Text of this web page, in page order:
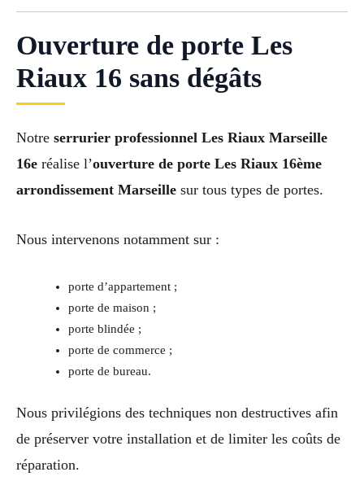
Ouverture de porte Les
Riaux 16 sans dégâts
Notre serrurier professionnel Les Riaux Marseille
16e réalise l’ouverture de porte Les Riaux 16ème
arrondissement Marseille sur tous types de portes.
Nous intervenons notamment sur :
porte d’appartement ;
porte de maison ;
porte blindée ;
porte de commerce ;
porte de bureau.
Nous privilégions des techniques non destructives afin
de préserver votre installation et de limiter les coûts de
réparation.